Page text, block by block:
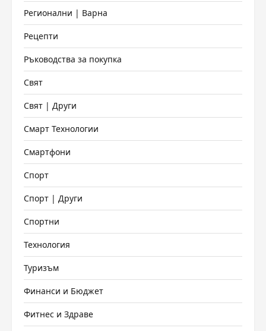
Регионални | Варна
Рецепти
Ръководства за покупка
Свят
Свят | Други
Смарт Технологии
Смартфони
Спорт
Спорт | Други
Спортни
Технология
Туризъм
Финанси и Бюджет
Фитнес и Здраве